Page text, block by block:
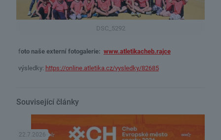
DSC_5292
foto naše externí fotogalerie: www.atletikacheb.rajce
výsledky: https://online.atletika.cz/vysledky/82685
Související články
22.7.2026